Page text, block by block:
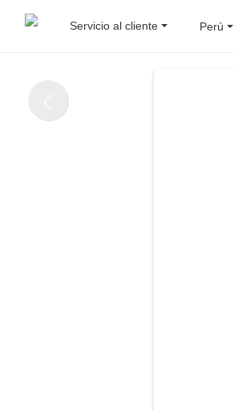
Servicio al cliente Perú